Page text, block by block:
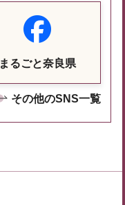
まるごと奈良県
その他のSNS一覧